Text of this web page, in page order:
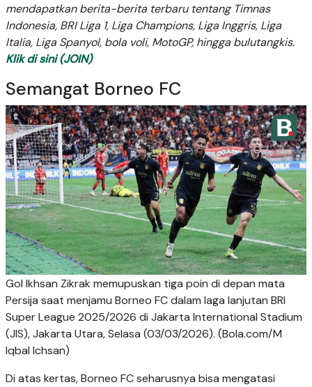
mendapatkan berita-berita terbaru tentang Timnas
Indonesia, BRI Liga 1, Liga Champions, Liga Inggris, Liga
Italia, Liga Spanyol, bola voli, MotoGP, hingga bulutangkis.
Klik di sini (JOIN)
Semangat Borneo FC
Gol Ikhsan Zikrak memupuskan tiga poin di depan mata
Persija saat menjamu Borneo FC dalam laga lanjutan BRI
Super League 2025/2026 di Jakarta International Stadium
(JIS), Jakarta Utara, Selasa (03/03/2026). (Bola.com/M
Iqbal Ichsan)
Di atas kertas, Borneo FC seharusnya bisa mengatasi